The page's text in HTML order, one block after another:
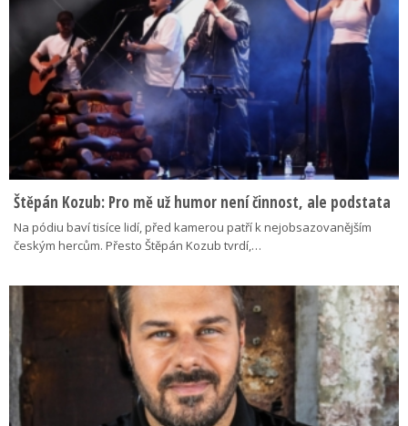
Štěpán Kozub: Pro mě už humor není činnost, ale podstata
Na pódiu baví tisíce lidí, před kamerou patří k nejobsazovanějším
českým hercům. Přesto Štěpán Kozub tvrdí,…